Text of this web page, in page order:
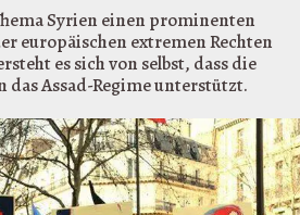
Syrien einen prominenten
europäischen extremen Rechten
es sich von selbst, dass die
das Assad-Regime unterstützt.